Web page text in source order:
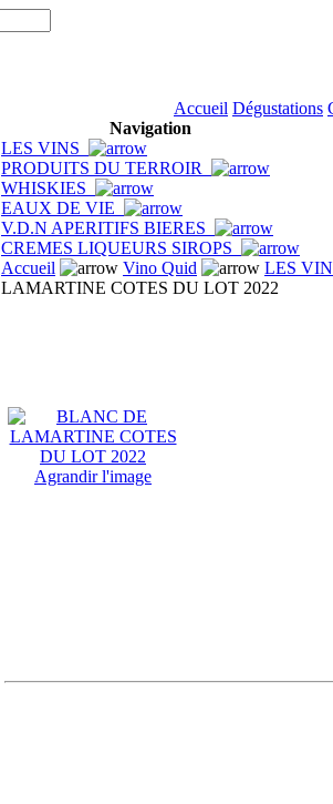
Accueil Dégustations
Navigation
LES VINS
PRODUITS DU TERROIR
WHISKIES
EAUX DE VIE
V.D.N APERITIFS BIERES
CREMES LIQUEURS SIROPS
Accueil
Vino Quid
LES
LAMARTINE COTES DU LOT 2022
Agrandir l'image